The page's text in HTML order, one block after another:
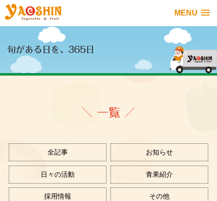
MENU
旬がある日を、365日
＼ 一覧 ／
全記事 お知らせ
日々の活動 青果紹介
採用情報 その他